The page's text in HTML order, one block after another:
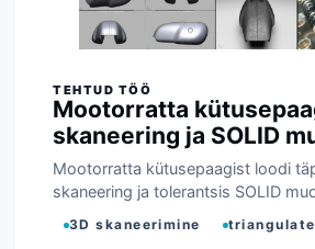
Mootorratta
skaneering ja SOLID
Mootorratta kütusepaagist loodi
skaneering ja tolerantsis SOLID
3D skaneerimine